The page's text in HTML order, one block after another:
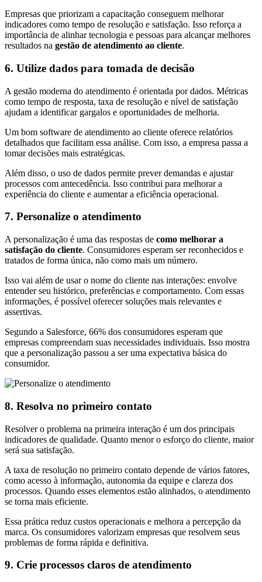
Empresas que priorizam a capacitação conseguem melhorar
indicadores como tempo de resolução e satisfação. Isso reforça a
importância de alinhar tecnologia e pessoas para alcançar melhores
resultados na gestão de atendimento ao cliente.
6. Utilize dados para tomada de decisão
A gestão moderna do atendimento é orientada por dados. Métricas
como tempo de resposta, taxa de resolução e nível de satisfação
ajudam a identificar gargalos e oportunidades de melhoria.
Um bom software de atendimento ao cliente oferece relatórios
detalhados que facilitam essa análise. Com isso, a empresa passa a
tomar decisões mais estratégicas.
Além disso, o uso de dados permite prever demandas e ajustar
processos com antecedência. Isso contribui para melhorar a
experiência do cliente e aumentar a eficiência operacional.
7. Personalize o atendimento
A personalização é uma das respostas de como melhorar a
satisfação do cliente. Consumidores esperam ser reconhecidos e
tratados de forma única, não como mais um número.
Isso vai além de usar o nome do cliente nas interações: envolve
entender seu histórico, preferências e comportamento. Com essas
informações, é possível oferecer soluções mais relevantes e
assertivas.
Segundo a Salesforce, 66% dos consumidores esperam que
empresas compreendam suas necessidades individuais. Isso mostra
que a personalização passou a ser uma expectativa básica do
consumidor.
8. Resolva no primeiro contato
Resolver o problema na primeira interação é um dos principais
indicadores de qualidade. Quanto menor o esforço do cliente, maior
será sua satisfação.
A taxa de resolução no primeiro contato depende de vários fatores,
como acesso à informação, autonomia da equipe e clareza dos
processos. Quando esses elementos estão alinhados, o atendimento
se torna mais eficiente.
Essa prática reduz custos operacionais e melhora a percepção da
marca. Os consumidores valorizam empresas que resolvem seus
problemas de forma rápida e definitiva.
9. Crie processos claros de atendimento